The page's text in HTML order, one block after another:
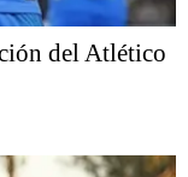
del Atlético